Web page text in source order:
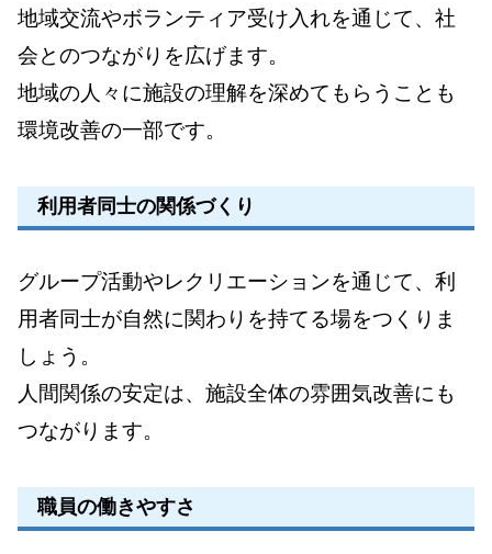
地域交流やボランティア受け入れを通じて、社
会とのつながりを広げます。
地域の人々に施設の理解を深めてもらうことも
環境改善の一部です。
利用者同士の関係づくり
グループ活動やレクリエーションを通じて、利
用者同士が自然に関わりを持てる場をつくりま
しょう。
人間関係の安定は、施設全体の雰囲気改善にも
つながります。
職員の働きやすさ